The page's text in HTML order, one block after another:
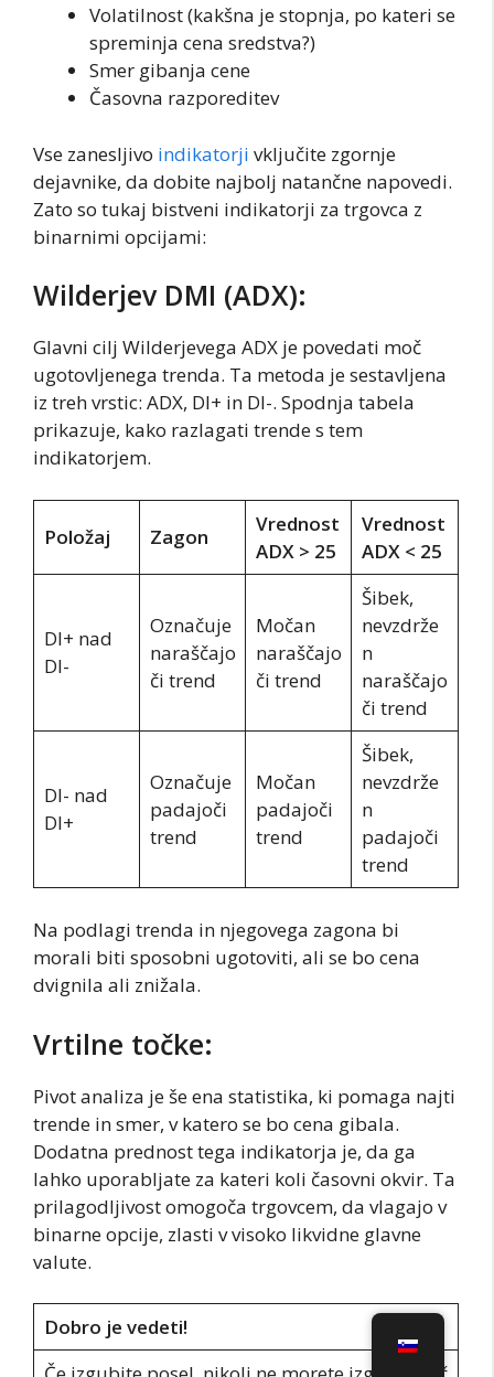
Volatilnost (kakšna je stopnja, po kateri se
spreminja cena sredstva?)
Smer gibanja cene
Časovna razporeditev
Vse zanesljivo indikatorji vključite zgornje
dejavnike, da dobite najbolj natančne napovedi.
Zato so tukaj bistveni indikatorji za trgovca z
binarnimi opcijami:
Wilderjev DMI (ADX):
Glavni cilj Wilderjevega ADX je povedati moč
ugotovljenega trenda. Ta metoda je sestavljena
iz treh vrstic: ADX, DI+ in DI-. Spodnja tabela
prikazuje, kako razlagati trende s tem
indikatorjem.
Položaj Zagon
Vrednost
ADX > 25
Vrednost
ADX < 25
DI+ nad
DI-
Označuje
naraščajo
či trend
Močan
naraščajo
či trend
Šibek,
nevzdrže
n
naraščajo
či trend
DI- nad
DI+
Označuje
padajoči
trend
Močan
padajoči
trend
Šibek,
nevzdrže
n
padajoči
trend
Na podlagi trenda in njegovega zagona bi
morali biti sposobni ugotoviti, ali se bo cena
dvignila ali znižala.
Vrtilne točke:
Pivot analiza je še ena statistika, ki pomaga najti
trende in smer, v katero se bo cena gibala.
Dodatna prednost tega indikatorja je, da ga
lahko uporabljate za kateri koli časovni okvir. Ta
prilagodljivost omogoča trgovcem, da vlagajo v
binarne opcije, zlasti v visoko likvidne glavne
valute.
Dobro je vedeti!